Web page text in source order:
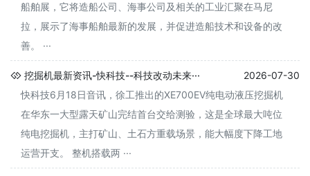
船舶展，它将造船公司、海事公司及相关的工业汇聚在马尼
拉，展示了海事船舶最新的发展，并促进造船技术和设备的改
善。 ···
挖掘机最新资讯-快科技--科技改动未来···
2026-07-30
快科技6月18日音讯，徐工推出的XE700EV纯电动液压挖掘机
在华东一大型露天矿山完结首台交给测验，这是全球最大吨位
纯电挖掘机，主打矿山、土石方重载场景，能大幅度下降工地
运营开支。 整机搭载两 ···